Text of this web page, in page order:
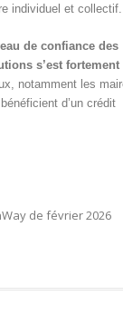
individuel et collectif.
de confiance des
s’est fortement
notamment les
d’un crédit
de février 2026